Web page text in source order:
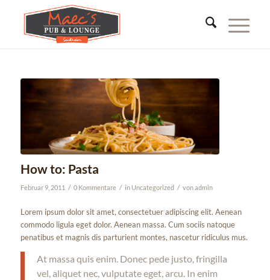
How to: Pasta
Februar 9, 2011 / 0 Kommentare / in Uncategorized / vonadmin
Lorem ipsum dolor sit amet, consectetuer adipiscing elit. Aenean
commodo ligula eget dolor. Aenean massa. Cum sociis natoque
penatibus et magnis dis parturient montes, nascetur ridiculus mus.
At massa quis enim. Donec pede justo, fringilla
vel, aliquet nec, vulputate eget, arcu. In enim